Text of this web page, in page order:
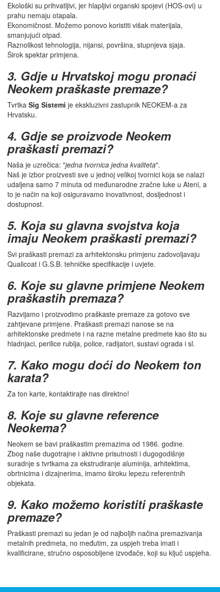
Ekološki su prihvatljivi, jer hlapljivi organski spojevi (HOS-ovi) u
prahu nemaju otapala.
Ekonomičnost. Možemo ponovo koristiti višak materijala,
smanjujući otpad.
Raznolikost tehnologija, nijansi, površina, stupnjeva sjaja.
Širok spektar primjena.
3. Gdje u Hrvatskoj mogu pronaći
Neokem praškaste premaze?
Tvrtka Sig Sistemi je ekskluzivni zastupnik NEOKEM-a za
Hrvatsku.
4. Gdje se proizvode Neokem
praškasti premazi?
Naša je uzrečica: "jedna tvornica jedna kvaliteta".
Naš je izbor proizvesti sve u jednoj velikoj tvornici koja se nalazi
udaljena samo 7 minuta od međunarodne zračne luke u Ateni, a
to je način na koji osiguravamo inovativnost, dosljednost i
dostupnost.
5. Koja su glavna svojstva koja
imaju Neokem praškasti premazi?
Svi praškasti premazi za arhitektonsku primjenu zadovoljavaju
Qualicoat i G.S.B. tehničke specifikacije i uvjete.
6. Koje su glavne primjene Neokem
praškastih premaza?
Razvijamo i proizvodimo praškaste premaze za gotovo sve
zahtjevane primjene. Praškasti premazi nanose se na
arhitektonske predmete i na razne metalne predmete kao što su
hladnjaci, perilice rublja, police, radijatori, sustavi ograda i sl.
7. Kako mogu doći do Neokem ton
karata?
Za ton karte, kontaktirajte nas direktno!
8. Koje su glavne reference
Neokema?
Neokem se bavi praškastim premazima od 1986. godine.
Zbog naše dugotrajne i aktivne prisutnosti i dugogodišnje
suradnje s tvrtkama za ekstrudiranje aluminija, arhitektima,
obrtnicima i dizajnerima, imamo široku lepezu referentnih
objekata.
9. Kako možemo koristiti praškaste
premaze?
Praškasti premazi su jedan je od najboljih načina premazivanja
metalnih predmeta, no međutim, za uspjeh treba imati i
kvalificirane, stručno osposobljene izvođače, koji su ključ uspjeha.